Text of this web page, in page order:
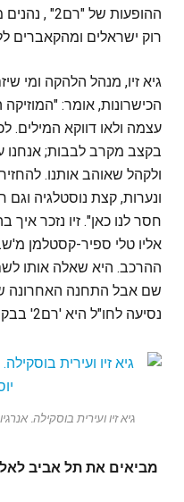
ההופעות של
רוק ישראלים ומהקאברים
גיא זיו, מנהל הלהקה ומי
הכישרונות, אומר:
עצמה ולאו דווקא המילים.
בקצב מקרב לבבות; אנחנו
ולקהל שאוהב אותנו.
ונערות, קצת נוסטלגיה וגם
אליו טלי ספיר-קסטלמן
ההרכב. היא שאלה אותו
שם אבל התחנה האחרונה
נסיעה לחו"ל היא 'רם2' בבקו"ם, אז נקרא ללהקה 'רם2'."
גיא זיו ועירית בוסקילה.
מביאים את תל אביב